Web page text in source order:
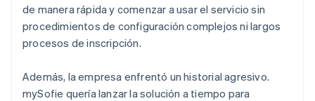
de manera rápida y comenzar a usar el servicio sin
procedimientos de configuración complejos ni largos
procesos de inscripción.
Además, la empresa enfrentó un historial agresivo.
mySofie quería lanzar la solución a tiempo para